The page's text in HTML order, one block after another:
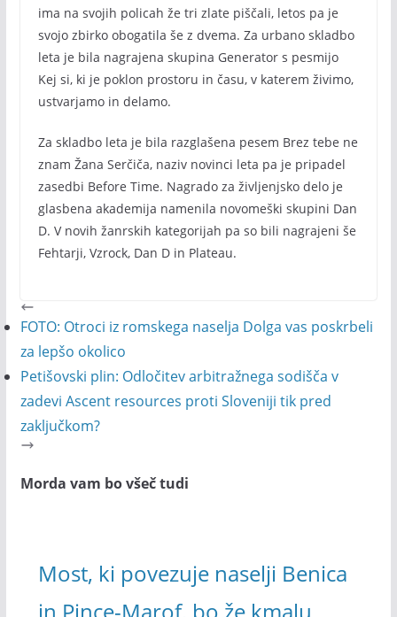
ima na svojih policah že tri zlate piščali, letos pa je
svojo zbirko obogatila še z dvema. Za urbano skladbo
leta je bila nagrajena skupina Generator s pesmijo
Kej si, ki je poklon prostoru in času, v katerem živimo,
ustvarjamo in delamo.
Za skladbo leta je bila razglašena pesem Brez tebe ne
znam Žana Serčiča, naziv novinci leta pa je pripadel
zasedbi Before Time. Nagrado za življenjsko delo je
glasbena akademija namenila novomeški skupini Dan
D. V novih žanrskih kategorijah pa so bili nagrajeni še
Fehtarji, Vzrock, Dan D in Plateau.
FOTO: Otroci iz romskega naselja Dolga vas poskrbeli
za lepšo okolico
Petišovski plin: Odločitev arbitražnega sodišča v
zadevi Ascent resources proti Sloveniji tik pred
zaključkom?
Morda vam bo všeč tudi
Most, ki povezuje naselji Benica
in Pince-Marof, bo že kmalu